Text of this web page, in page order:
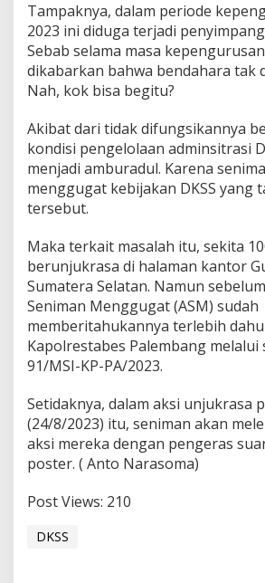
Tampaknya, dalam periode
2023 ini diduga terjadi
Sebab selama masa kepengurusan
dikabarkan bahwa bendahara tak
Nah, kok bisa begitu?
Akibat dari tidak difungsikannya
kondisi pengelolaan adminsitrasi
menjadi amburadul. Karena
menggugat kebijakan DKSS yang
tersebut.
Maka terkait masalah itu, sekita
berunjukrasa di halaman kantor
Sumatera Selatan. Namun
Seniman Menggugat (ASM) sudah
memberitahukannya terlebih
Kapolrestabes Palembang
91/MSI-KP-PA/2023.
Setidaknya, dalam aksi unjukrasa
(24/8/2023) itu, seniman akan
aksi mereka dengan pengeras
poster. ( Anto Narasoma)
Post Views: 210
DKSS